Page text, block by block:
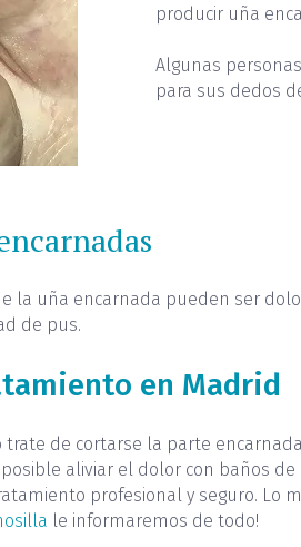
producir uña
Algunas
para sus dedos
la uña encarnada pueden ser
de pus.
en Madrid
trate de cortarse la parte
posible aliviar el dolor con baños
profesional y seguro. Lo
le informaremos de todo!